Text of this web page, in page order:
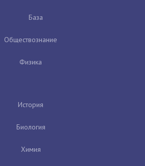
База
Обществознание
Физика
История
Биология
Химия